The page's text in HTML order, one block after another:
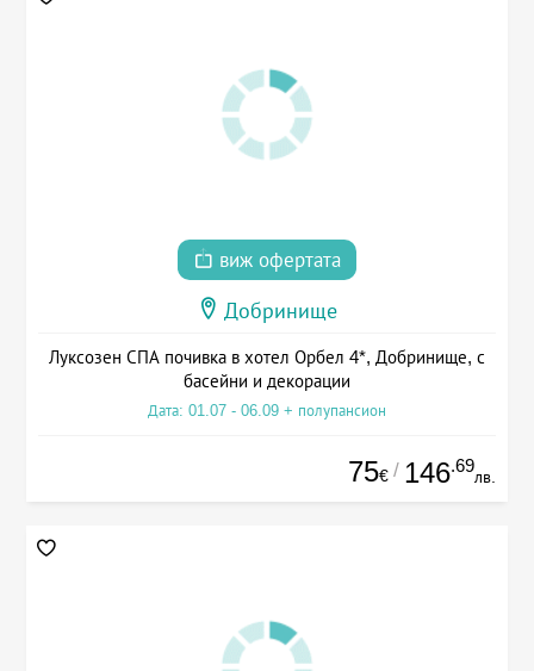
виж офертата
Добринище
Луксозен СПА почивка в хотел Орбел 4*, Добринище, с
басейни и декорации
Дата: 01.07 - 06.09 + полупансион
75€ / 146.69
лв.